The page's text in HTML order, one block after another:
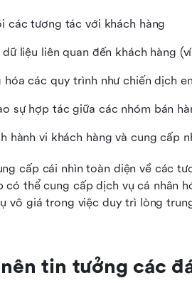
các tương tác với khách hàng
dữ liệu liên quan đến khách hàng
hóa các quy trình như chiến dịch
sự hợp tác giữa các nhóm bán
hành vi khách hàng và cung cấp
cấp cái nhìn toàn diện về các
có thể cung cấp dịch vụ cá nhân
vô giá trong việc duy trì lòng
nên tin tưởng các